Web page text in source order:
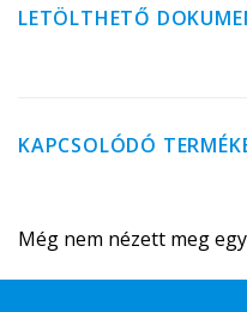
LETÖLTHETŐ
KAPCSOLÓDÓ
Még nem nézett meg